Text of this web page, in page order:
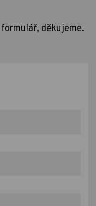
děkujeme.